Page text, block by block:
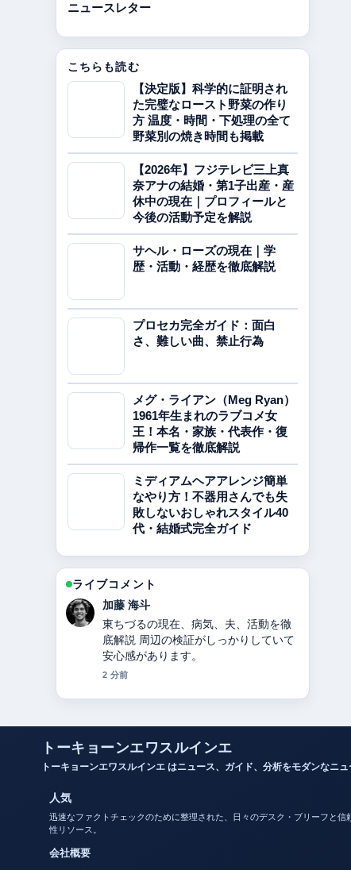
ニュースレター
こちらも読む
【決定版】科学的に証明され
た完璧なロースト野菜の作り
方 温度・時間・下処理の全て
野菜別の焼き時間も掲載
【2026年】フジテレビ三上真
奈アナの結婚・第1子出産・産
休中の現在｜プロフィールと
今後の活動予定を解説
サヘル・ローズの現在｜学
歴・活動・経歴を徹底解説
プロセカ完全ガイド：面白
さ、難しい曲、禁止行為
メグ・ライアン（Meg Ryan）
1961年生まれのラブコメ女
王！本名・家族・代表作・復
帰作一覧を徹底解説
ミディアムヘアアレンジ簡単
なやり方！不器用さんでも失
敗しないおしゃれスタイル40
代・結婚式完全ガイド
ライブコメント
高橋 蓮
キンタロー。のプロフィール｜本名・
旦那・出産・現在 の整理がとても分か
りやすいです。今日の中でも特に読み
やすいです。
トーキョーンエワスルインエ
迅速なファクトチェックのために整理された、日々のデスク・ブリーフと信頼